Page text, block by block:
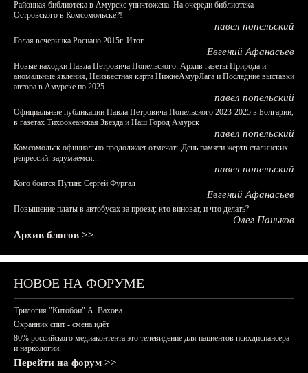
Районная библиотека в Амурске уничтожена. На очереди библиотека
Островского в Комсомольске?!
павел попельский
Голая вечеринка Роснано 2015г. Итог.
Евгений Афанасьев
Новые находки Павла Петровича Попельского: Архив газеты Природа и
аномальные явления, Неизвестная карта НижнеАмурЛага и Последние выставки
автора в Амурске по 2025
павел попельский
Официальные публикации Павла Петровича Попельского 2023-2025 в Болгарии,
в газетах Тихоокеанская Звезда и Наш Город Амурск
павел попельский
Комсомольск официально продолжает отмечать День памяти жертв сталинских
репрессий: задумаемся...
павел попельский
Кого боится Путин: Сергей Фургал
Евгений Афанасьев
Повышение платы в автобусах за проезд: кто виноват, и что делать?
Олег Паньков
Архив блогов >>
НОВОЕ НА ФОРУМЕ
Трилогия "Китобои" А. Вахова.
Охранник спит - смена идёт
80% российского медиаконтента это телевидение для пациентов психдиспансера
и наркологии.
Перейти на форум >>